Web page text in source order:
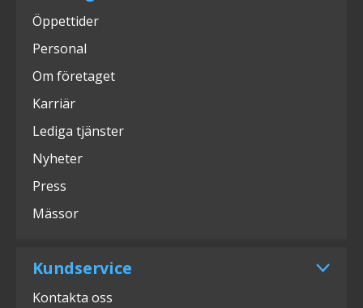
Öppettider
Personal
Om företaget
Karriär
Lediga tjänster
Nyheter
Press
Mässor
Kundservice
Kontakta oss